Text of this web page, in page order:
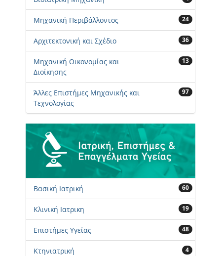
Μηχανική Περιβάλλοντος 24
Αρχιτεκτονική και Σχέδιο 36
Μηχανική Οικονομίας και
Διοίκησης
13
Άλλες Επιστήμες Μηχανικής και
Τεχνολογίας
97
Βασική Ιατρική 60
Κλινική Ιατρικη 19
Επιστήμες Υγείας 48
Κτηνιατρική 4